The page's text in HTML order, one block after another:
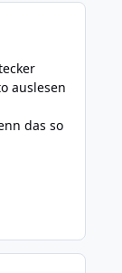
auslesen
das so